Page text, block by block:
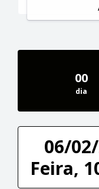
00
dia
06/
Feira,